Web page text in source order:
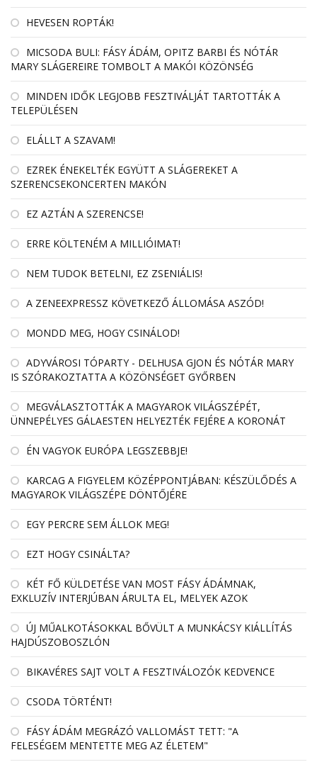
HEVESEN ROPTÁK!
MICSODA BULI: FÁSY ÁDÁM, OPITZ BARBI ÉS NÓTÁR
MARY SLÁGEREIRE TOMBOLT A MAKÓI KÖZÖNSÉG
MINDEN IDŐK LEGJOBB FESZTIVÁLJÁT TARTOTTÁK A
TELEPÜLÉSEN
ELÁLLT A SZAVAM!
EZREK ÉNEKELTÉK EGYÜTT A SLÁGEREKET A
SZERENCSEKONCERTEN MAKÓN
EZ AZTÁN A SZERENCSE!
ERRE KÖLTENÉM A MILLIÓIMAT!
NEM TUDOK BETELNI, EZ ZSENIÁLIS!
A ZENEEXPRESSZ KÖVETKEZŐ ÁLLOMÁSA ASZÓD!
MONDD MEG, HOGY CSINÁLOD!
ADYVÁROSI TÓPARTY - DELHUSA GJON ÉS NÓTÁR MARY
IS SZÓRAKOZTATTA A KÖZÖNSÉGET GYŐRBEN
MEGVÁLASZTOTTÁK A MAGYAROK VILÁGSZÉPÉT,
ÜNNEPÉLYES GÁLAESTEN HELYEZTÉK FEJÉRE A KORONÁT
ÉN VAGYOK EURÓPA LEGSZEBBJE!
KARCAG A FIGYELEM KÖZÉPPONTJÁBAN: KÉSZÜLŐDÉS A
MAGYAROK VILÁGSZÉPE DÖNTŐJÉRE
EGY PERCRE SEM ÁLLOK MEG!
EZT HOGY CSINÁLTA?
KÉT FŐ KÜLDETÉSE VAN MOST FÁSY ÁDÁMNAK,
EXKLUZÍV INTERJÚBAN ÁRULTA EL, MELYEK AZOK
ÚJ MŰALKOTÁSOKKAL BŐVÜLT A MUNKÁCSY KIÁLLÍTÁS
HAJDÚSZOBOSZLÓN
BIKAVÉRES SAJT VOLT A FESZTIVÁLOZÓK KEDVENCE
CSODA TÖRTÉNT!
FÁSY ÁDÁM MEGRÁZÓ VALLOMÁST TETT: "A
FELESÉGEM MENTETTE MEG AZ ÉLETEM"